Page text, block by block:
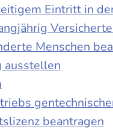
Eintritt in
Menschen
ausstellen
beantragen